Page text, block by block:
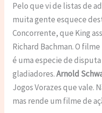
Pelo que vi de listas de
muita gente esquece
Concorrente, que King
Richard Bachman. O
é uma especie de
gladiadores.Arnold
Jogos Vorazes que vale.
mas rende um filme de